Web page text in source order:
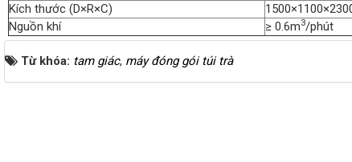
Kích thước (D×R×C)
Nguồn khí
≥ 0.6m3/phút
Từ khóa: tam giác, máy đóng gói túi trà